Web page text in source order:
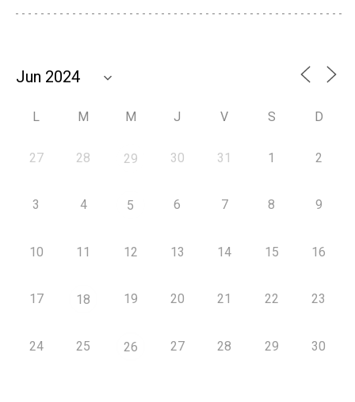
L M M J V S D
27 28 29 30 31 1 2
3 4 5 6 7 8 9
10 11 12 13 14 15 16
17 18 19 20 21 22 23
24 25 26 27 28 29 30